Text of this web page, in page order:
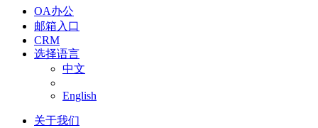
OA办公
邮箱入口
CRM
选择语言
中文
English
关于我们